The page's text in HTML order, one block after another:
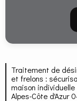
Traitement de
et frelons :
maison
Alpes-Côte d'Azur